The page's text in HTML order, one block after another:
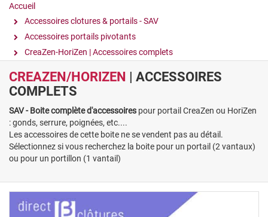
Accueil
Accessoires clotures & portails - SAV
Accessoires portails pivotants
CreaZen-HoriZen | Accessoires complets
CREAZEN/HORIZEN | ACCESSOIRES
COMPLETS
SAV - Boite complète d'accessoires pour portail CreaZen ou HoriZen
: gonds, serrure, poignées, etc....
Les accessoires de cette boite ne se vendent pas au détail.
Sélectionnez si vous recherchez la boite pour un portail (2 vantaux)
ou pour un portillon (1 vantail)